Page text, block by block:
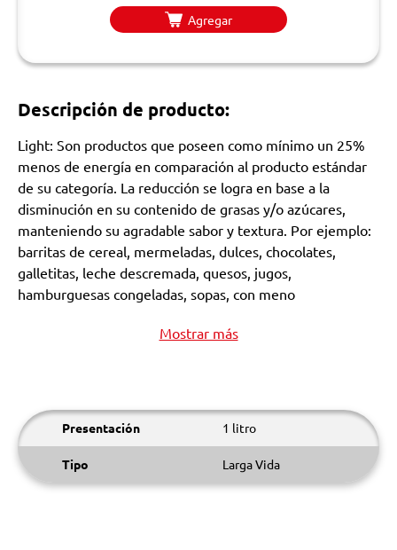
Agregar
Descripción de producto:
Light: Son productos que poseen como mínimo un 25%
menos de energía en comparación al producto estándar
de su categoría. La reducción se logra en base a la
disminución en su contenido de grasas y/o azúcares,
manteniendo su agradable sabor y textura. Por ejemplo:
barritas de cereal, mermeladas, dulces, chocolates,
galletitas, leche descremada, quesos, jugos,
hamburguesas congeladas, sopas, con meno
Mostrar más
Presentación 1 litro
Tipo Larga Vida